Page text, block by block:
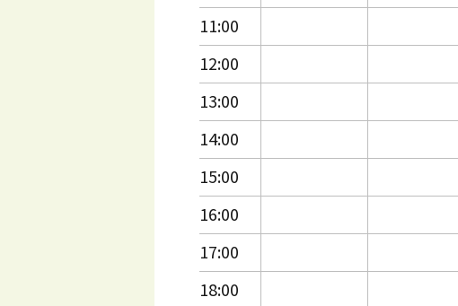
11:00
12:00
13:00
14:00
15:00
16:00
17:00
18:00